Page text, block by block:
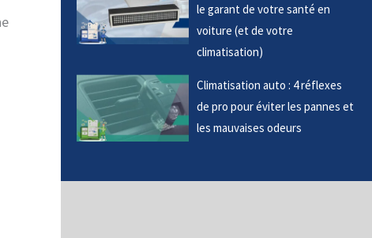
le garant de votre santé en
voiture (et de votre
climatisation)
Climatisation auto : 4 réflexes
de pro pour éviter les pannes et
les mauvaises odeurs